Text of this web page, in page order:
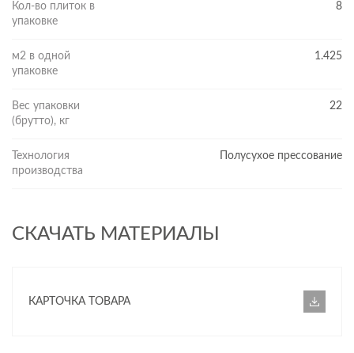
Кол-во плиток в
упаковке
8
м2 в одной
упаковке
1.425
Вес упаковки
(брутто), кг
22
Технология
производства
Полусухое прессование
СКАЧАТЬ МАТЕРИАЛЫ
КАРТОЧКА ТОВАРА